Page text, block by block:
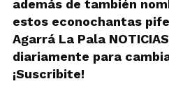
además de también
estos econochantas
Agarrá La Pala
diariamente para
¡Suscribite!